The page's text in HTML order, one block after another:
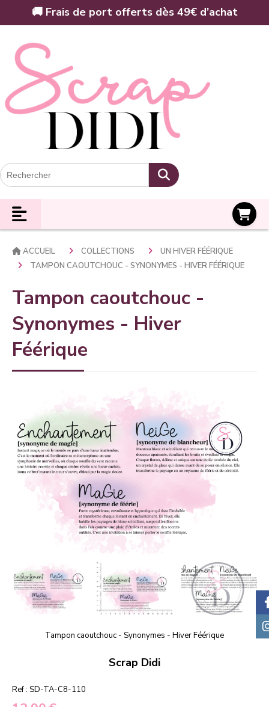
🚚 Frais de port offerts dès 49€ d’achat
ACCUEIL COLLECTIONS
UN HIVER FÉÉRIQUE
TAMPON CAOUTCHOUC - SYNONYMES - HIVER FÉÉRIQUE
Tampon caoutchouc -
Synonymes - Hiver
Féérique
Tampon caoutchouc - Synonymes - Hiver Féérique
Scrap Didi
Ref : SD-TA-C8-110